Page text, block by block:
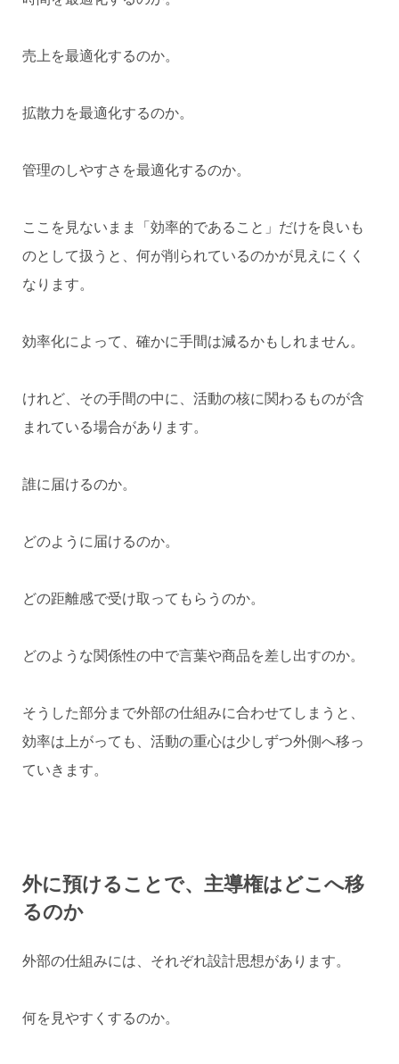
売上を最適化するのか。
拡散力を最適化するのか。
管理のしやすさを最適化するのか。
ここを見ないまま「効率的であること」だけを良いも
のとして扱うと、何が削られているのかが見えにくく
なります。
効率化によって、確かに手間は減るかもしれません。
けれど、その手間の中に、活動の核に関わるものが含
まれている場合があります。
誰に届けるのか。
どのように届けるのか。
どの距離感で受け取ってもらうのか。
どのような関係性の中で言葉や商品を差し出すのか。
そうした部分まで外部の仕組みに合わせてしまうと、
効率は上がっても、活動の重心は少しずつ外側へ移っ
ていきます。
外に預けることで、主導権はどこへ移
るのか
外部の仕組みには、それぞれ設計思想があります。
何を見やすくするのか。